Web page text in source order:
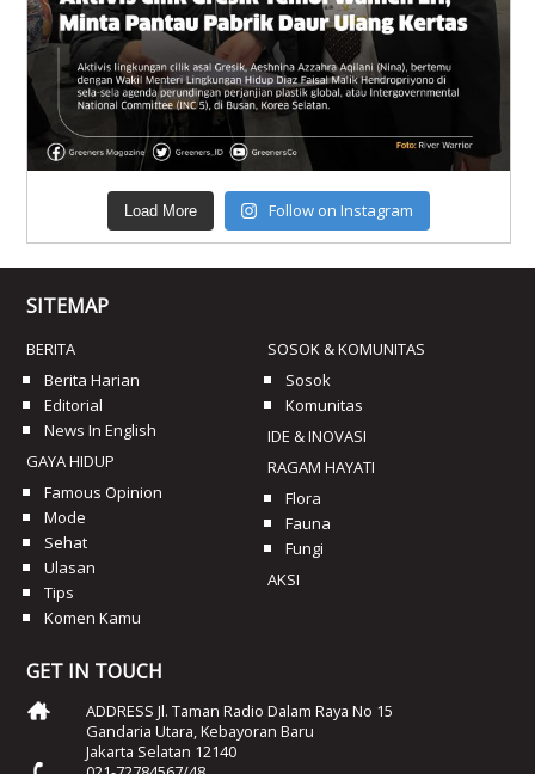
Load More Follow on Instagram
SITEMAP
BERITA
Berita Harian
Editorial
News In English
GAYA HIDUP
Famous Opinion
Mode
Sehat
Ulasan
Tips
Komen Kamu
SOSOK & KOMUNITAS
Sosok
Komunitas
IDE & INOVASI
RAGAM HAYATI
Flora
Fauna
Fungi
AKSI
GET IN TOUCH
ADDRESS Jl. Taman Radio Dalam Raya No 15
Gandaria Utara, Kebayoran Baru
Jakarta Selatan 12140